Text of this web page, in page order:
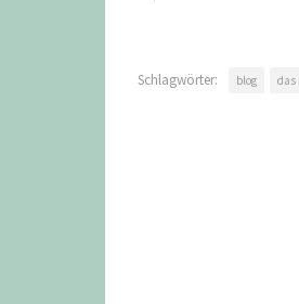
Schlagwörter: blog das